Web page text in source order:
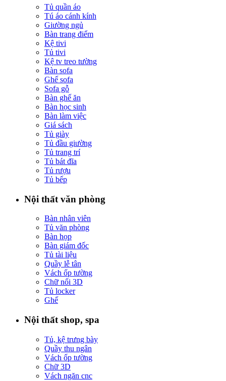
Tủ quần áo
Tú áo cánh kính
Giường ngủ
Bàn trang điểm
Kệ tivi
Tủ tivi
Kệ tv treo tường
Bàn sofa
Ghế sofa
Sofa gỗ
Bàn ghế ăn
Bàn học sinh
Bàn làm việc
Giá sách
Tủ giày
Tủ đầu giường
Tủ trang trí
Tủ bát đĩa
Tủ rượu
Tủ bếp
Nội thất văn phòng
Bàn nhân viên
Tủ văn phòng
Bàn họp
Bàn giám đốc
Tủ tài liệu
Quầy lễ tân
Vách ốp tường
Chữ nổi 3D
Tủ locker
Ghế
Nội thất shop, spa
Tủ, kệ trưng bày
Quầy thu ngân
Vách ốp tường
Chữ 3D
Vách ngăn cnc